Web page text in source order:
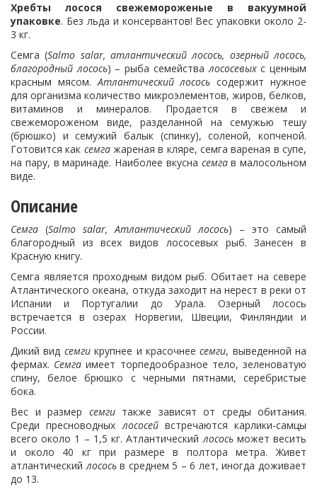
Хребты лосося свежемороженые в вакуумной
упаковке. Без льда и консервантов! Вес упаковки около 2-
3 кг.
Семга (Salmo salar, атлантический лосось, озерный лосось,
благородный лосось) – рыба семействалососевыхс ценным
красным мясом.Атлантический лосось содержит нужное
для организма количество микроэлементов, жиров, белков,
витаминов и минералов. Продается в свежем и
свежемороженом виде, разделанной на семужью тешу
(брюшко) и семужий балык (спинку), соленой, копченой.
Готовится как семгажареная в кляре, семга вареная в супе,
на пару, в маринаде. Наиболее вкусна семгав малосольном
виде.
Описание
Семга (Salmo salar, Атлантический лосось) – это самый
благородный из всех видов лососевых рыб. Занесен в
Красную книгу.
Семга является проходным видом рыб. Обитает на севере
Атлантического океана, откуда заходит на нерест в реки от
Испании и Португалии до Урала. Озерный лосось
встречается в озерах Норвегии, Швеции, Финляндии и
России.
Дикий вид семгикрупнее и красочнеесемги, выведенной на
фермах. Семга имеет торпедообразное тело, зеленоватую
спину, белое брюшко с черными пятнами, серебристые
бока.
Вес и размер семгитакже зависят от среды обитания.
Среди пресноводныхлососейвстречаются карлики-самцы
всего около 1 – 1,5 кг. Атлантическийлососьможет весить
и около 40 кг при размере в полтора метра. Живет
атлантическийлососьв среднем 5 – 6 лет, иногда доживает
до 13.